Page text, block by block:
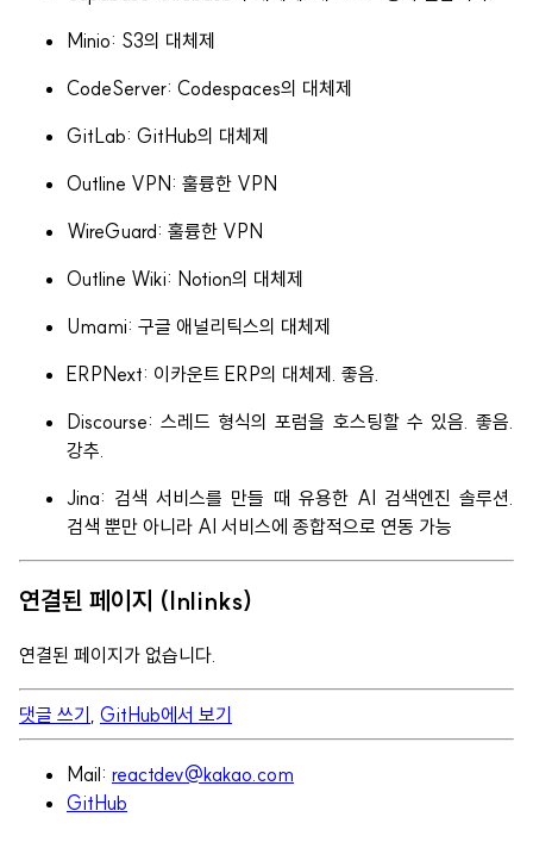
Minio: S3의 대체제
CodeServer: Codespaces의 대체제
GitLab: GitHub의 대체제
Outline VPN: 훌륭한 VPN
WireGuard: 훌륭한 VPN
Outline Wiki: Notion의 대체제
Umami: 구글 애널리틱스의 대체제
ERPNext: 이카운트 ERP의 대체제. 좋음.
Discourse: 스레드 형식의 포럼을 호스팅할 수 있음. 좋음.
강추.
Jina: 검색 서비스를 만들 때 유용한 AI 검색엔진 솔루션.
검색 뿐만 아니라 AI 서비스에 종합적으로 연동 가능
연결된 페이지 (Inlinks)
연결된 페이지가 없습니다.
댓글 쓰기 GitHub에서 보기
Mail: reactdev@kakao.com
GitHub